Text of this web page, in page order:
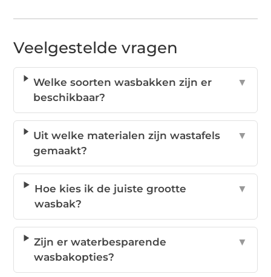
Veelgestelde vragen
Welke soorten wasbakken zijn er
beschikbaar?
▼
Uit welke materialen zijn wastafels
gemaakt?
▼
Hoe kies ik de juiste grootte
wasbak?
▼
Zijn er waterbesparende
wasbakopties?
▼